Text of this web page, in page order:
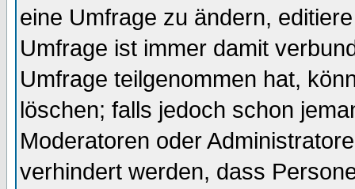
eine Umfrage zu ändern,
Umfrage ist immer damit
Umfrage teilgenommen hat,
löschen; falls jedoch schon
Moderatoren oder
verhindert werden, dass